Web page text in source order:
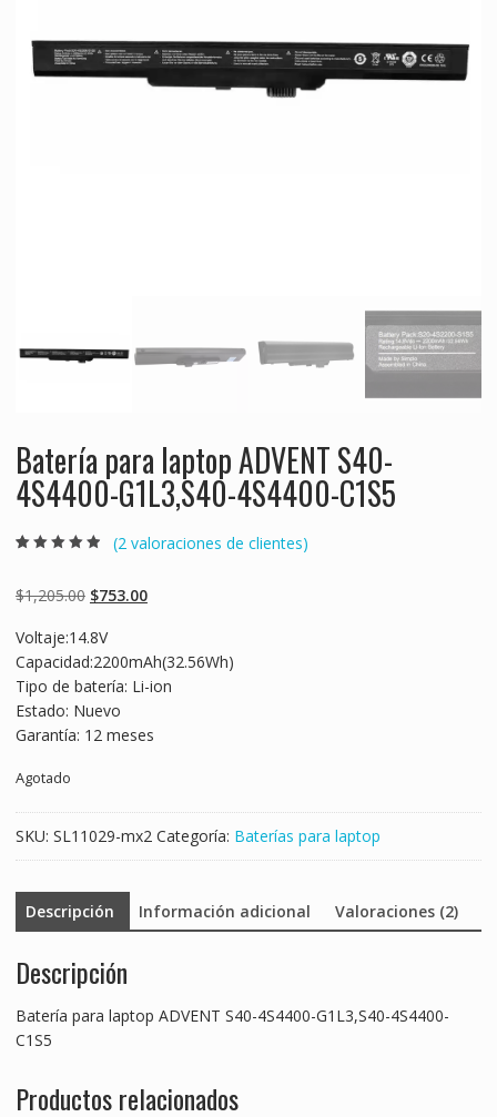
Batería para laptop ADVENT S40-
4S4400-G1L3,S40-4S4400-C1S5
basado en
puntuaciones
(2 valoraciones de clientes)
$1,205.00 Original
was:
$1,205.00.
$753.00Current
$753.00.
Voltaje:14.8V
Capacidad:2200mAh(32.56Wh)
Tipo de batería: Li-ion
Estado: Nuevo
Garantía: 12 meses
Agotado
SKU: SL11029-mx2 Categoría: Baterías para laptop
Descripción Información adicional Valoraciones (2)
Descripción
Batería para laptop ADVENT S40-4S4400-G1L3,S40-4S4400-
C1S5
Productos relacionados